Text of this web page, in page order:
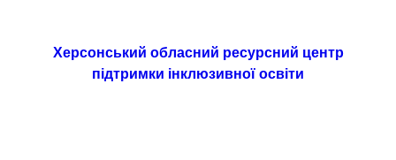
Херсонський обласний ресурсний центр
підтримки інклюзивної освіти